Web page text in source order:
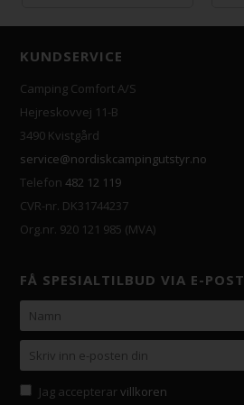
KUNDSERVICE
Camping Comfort A/S
Hejreskovvej 11-B
3490 Kvistgård
service@nordiskcampingutstyr.no
Telefon482 12 119
CVR-nr. DK31744237
Org.nr. 920 121 985 (MVA)
FÅ SPESIALTILBUD VIA E-POST
Jag accepterarvillkoren